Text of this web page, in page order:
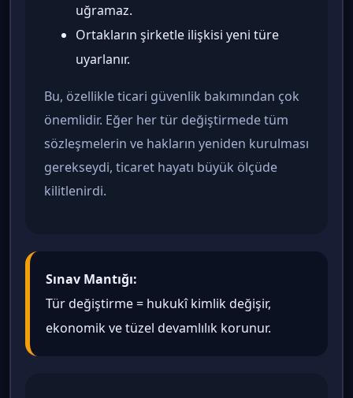
uğramaz.
Ortakların şirketle ilişkisi yeni türe
uyarlanır.
Bu, özellikle ticari güvenlik bakımından çok
önemlidir. Eğer her tür değiştirmede tüm
sözleşmelerin ve hakların yeniden kurulması
gerekseydi, ticaret hayatı büyük ölçüde
kilitlenirdi.
Sınav Mantığı:
Tür değiştirme = hukukî kimlik değişir,
ekonomik ve tüzel devamlılık korunur.